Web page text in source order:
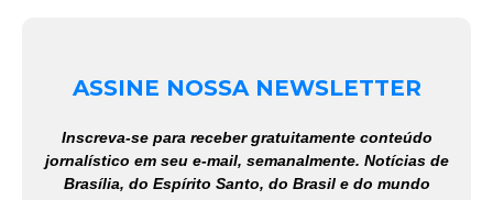
ASSINE NOSSA NEWSLETTER
Inscreva-se para receber gratuitamente conteúdo
jornalístico em seu e-mail, semanalmente. Notícias de
Brasília, do Espírito Santo, do Brasil e do mundo